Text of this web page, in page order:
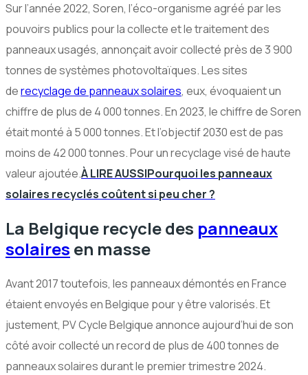
Sur l’année 2022, Soren, l’éco-organisme agréé par les
pouvoirs publics pour la collecte et le traitement des
panneaux usagés, annonçait avoir collecté près de 3 900
tonnes de systèmes photovoltaïques. Les sites
derecyclage de panneaux solaires, eux, évoquaient un
chiffre de plus de 4 000 tonnes. En 2023, le chiffre de Soren
était monté à 5 000 tonnes. Et l’objectif 2030 est de pas
moins de 42 000 tonnes. Pour un recyclage visé de haute
valeur ajoutée.À LIRE AUSSIPourquoi les panneaux
solaires recyclés coûtent si peu cher ?
La Belgique recycle des panneaux
solaires en masse
Avant 2017 toutefois, les panneaux démontés en France
étaient envoyés en Belgique pour y être valorisés. Et
justement, PV Cycle Belgique annonce aujourd’hui de son
côté avoir collecté un record de plus de 400 tonnes de
panneaux solaires durant le premier trimestre 2024.